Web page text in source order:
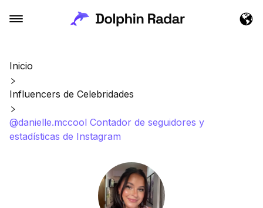
Inicio
Influencers de Celebridades
@danielle.mccool Contador de seguidores y
estadísticas de Instagram